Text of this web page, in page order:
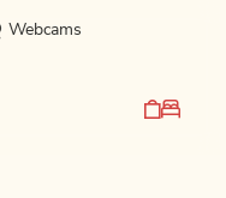
Webcams